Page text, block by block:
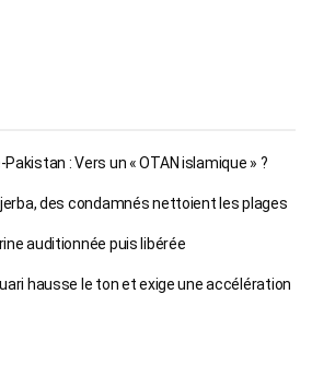
: Vers un « OTAN islamique » ?
des condamnés nettoient les plages
auditionnée puis libérée
hausse le ton et exige une accélération